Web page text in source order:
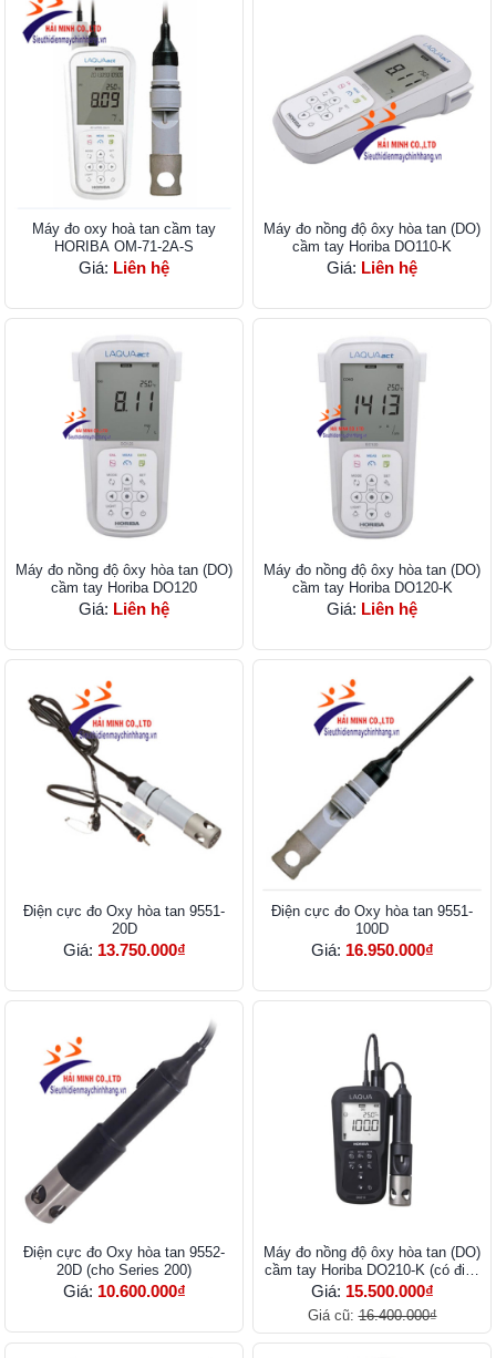
Máy đo oxy hoà tan cầm tay
HORIBA OM-71-2A-S
Giá: Liên hệ
Máy đo nồng độ ôxy hòa tan (DO)
cầm tay Horiba DO110-K
Giá: Liên hệ
Máy đo nồng độ ôxy hòa tan (DO)
cầm tay Horiba DO120
Giá: Liên hệ
Máy đo nồng độ ôxy hòa tan (DO)
cầm tay Horiba DO120-K
Giá: Liên hệ
Điện cực đo Oxy hòa tan 9551-
20D
Giá: 13.750.000₫
Điện cực đo Oxy hòa tan 9551-
100D
Giá: 16.950.000₫
Điện cực đo Oxy hòa tan 9552-
20D (cho Series 200)
Giá: 10.600.000₫
Máy đo nồng độ ôxy hòa tan (DO)
cầm tay Horiba DO210-K (có điện
cực)
Giá: 15.500.000₫
Giá cũ:16.400.000₫